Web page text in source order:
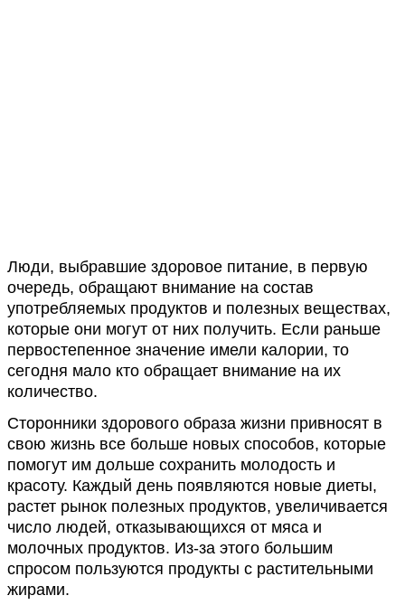
Люди, выбравшие здоровое питание, в первую
очередь, обращают внимание на состав
употребляемых продуктов и полезных веществах,
которые они могут от них получить. Если раньше
первостепенное значение имели калории, то
сегодня мало кто обращает внимание на их
количество.
Сторонники здорового образа жизни привносят в
свою жизнь все больше новых способов, которые
помогут им дольше сохранить молодость и
красоту. Каждый день появляются новые диеты,
растет рынок полезных продуктов, увеличивается
число людей, отказывающихся от мяса и
молочных продуктов. Из-за этого большим
спросом пользуются продукты с растительными
жирами.